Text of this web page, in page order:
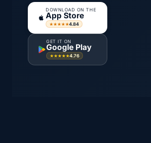
DOWNLOAD ON THE
App Store
★★★★★4.84
GET IT ON
Google Play
★★★★★4.76